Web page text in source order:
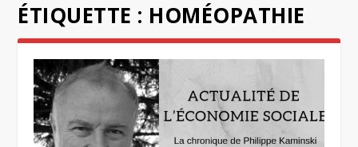
ÉTIQUETTE : HOMÉOPATHIE